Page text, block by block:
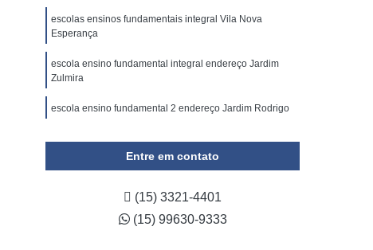
escolas ensinos fundamentais integral Vila Nova
Esperança
escola ensino fundamental integral endereço Jardim
Zulmira
escola ensino fundamental 2 endereço Jardim Rodrigo
Entre em contato
(15) 3321-4401
(15) 99630-9333